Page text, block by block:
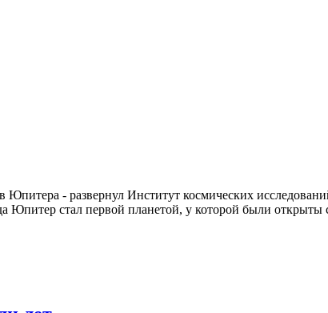
Юпитера - развернул Институт космических
Юпитер стал первой планетой, у которой были открыты